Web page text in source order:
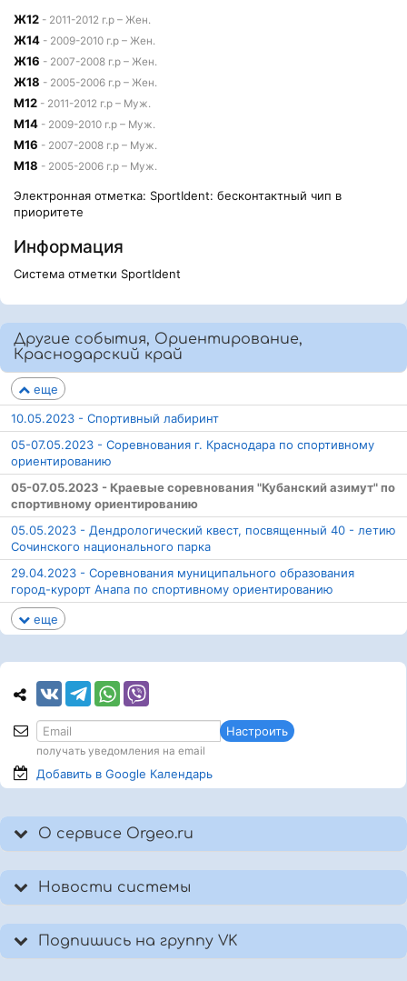
Ж12 - 2011-2012 г.р – Жен.
Ж14 - 2009-2010 г.р – Жен.
Ж16 - 2007-2008 г.р – Жен.
Ж18 - 2005-2006 г.р – Жен.
М12 - 2011-2012 г.р – Муж.
М14 - 2009-2010 г.р – Муж.
М16 - 2007-2008 г.р – Муж.
М18 - 2005-2006 г.р – Муж.
Электронная отметка: SportIdent: бесконтактный чип в
приоритете
Информация
Система отметки SportIdent
Другие события, Ориентирование,
Краснодарский край
еще
10.05.2023 - Спортивный лабиринт
05-07.05.2023 - Соревнования г. Краснодара по спортивному
ориентированию
05-07.05.2023 - Краевые соревнования "Кубанский азимут" по
спортивному ориентированию
05.05.2023 - Дендрологический квест, посвященный 40 - летию
Сочинского национального парка
29.04.2023 - Соревнования муниципального образования
город-курорт Анапа по спортивному ориентированию
еще
Настроить
получать уведомления на email
Добавить в Google Календарь
О сервисе Orgeo.ru
Новости системы
Подпишись на группу VK